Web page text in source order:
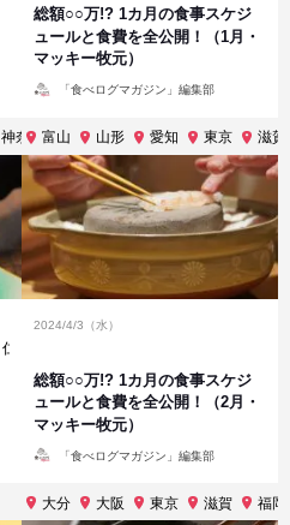
総額○○万!? 1カ月の食事スケジ
ュールと食費を全公開！（1月・
マッキー牧元）
「食べログマガジン」編集部
神奈川 福井 長野 静岡
仁愛女子高校
富山 山形 愛知 東京 滋賀
2024/4/3（水）
総額○○万!? 1カ月の食事スケジ
ュールと食費を全公開！（2月・
マッキー牧元）
「食べログマガジン」編集部
大分 大阪 東京 滋賀 福岡